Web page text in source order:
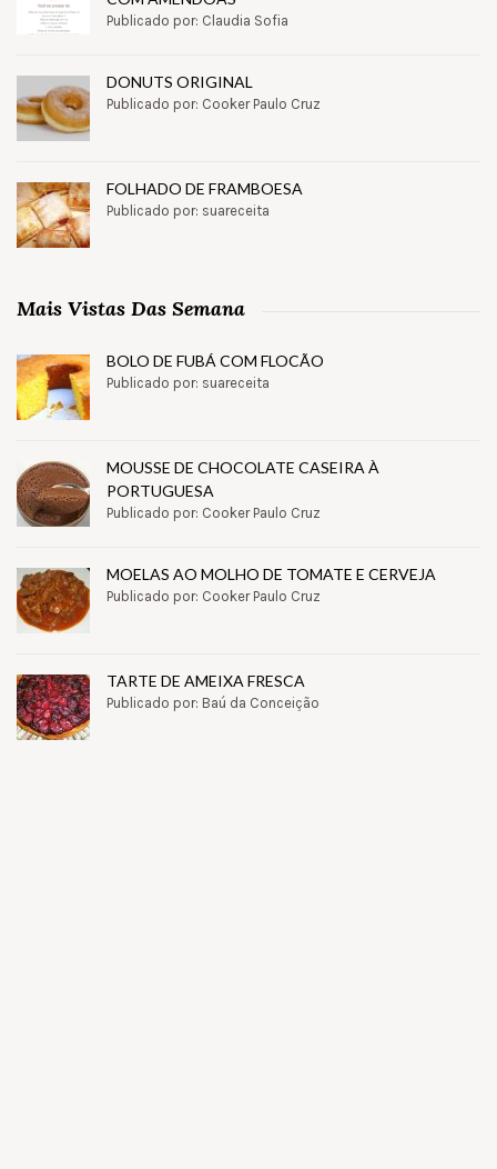
Publicado por: Claudia Sofia
DONUTS ORIGINAL
Publicado por: Cooker Paulo Cruz
FOLHADO DE FRAMBOESA
Publicado por: suareceita
Mais Vistas Das Semana
BOLO DE FUBÁ COM FLOCÃO
Publicado por: suareceita
MOUSSE DE CHOCOLATE CASEIRA À
PORTUGUESA
Publicado por: Cooker Paulo Cruz
MOELAS AO MOLHO DE TOMATE E CERVEJA
Publicado por: Cooker Paulo Cruz
TARTE DE AMEIXA FRESCA
Publicado por: Baú da Conceição